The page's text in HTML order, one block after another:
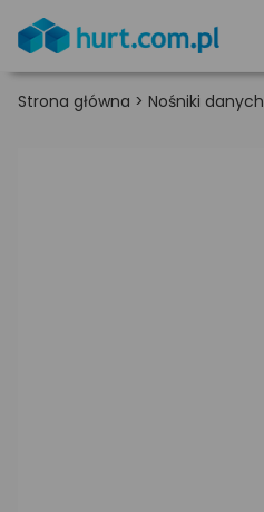
Strona główna > Nośniki danych